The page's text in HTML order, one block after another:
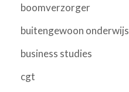
boomverzorger
buitengewoon onderwijs
business studies
cgt